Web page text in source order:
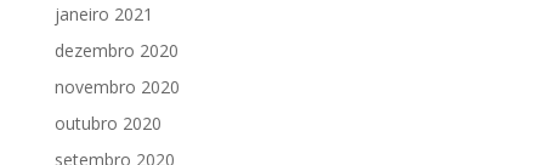
janeiro 2021
dezembro 2020
novembro 2020
outubro 2020
setembro 2020